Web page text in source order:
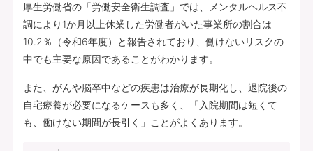
厚生労働省の「労働安全衛生調査」では、メンタルヘルス不
調により1か月以上休業した労働者がいた事業所の割合は
10.2％（令和6年度）と報告されており、働けないリスクの
中でも主要な原因であることがわかります。
また、がんや脳卒中などの疾患は治療が長期化し、退院後の
自宅療養が必要になるケースも多く、「入院期間は短くて
も、働けない期間が長引く」ことがよくあります。